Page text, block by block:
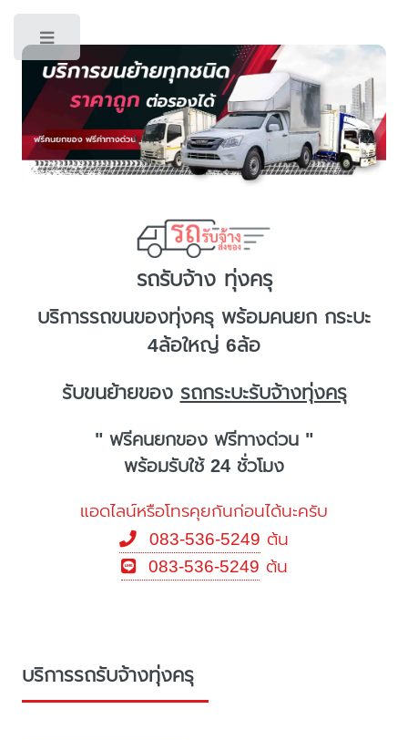
รถรับจ้าง ทุ่งครุ
บริการรถขนของทุ่งครุ พร้อมคนยก กระบะ
4ล้อใหญ่ 6ล้อ
รับขนย้ายของ รถกระบะรับจ้างทุ่งครุ
" ฟรีคนยกของ ฟรีทางด่วน "
พร้อมรับใช้ 24 ชั่วโมง
แอดไลน์หรือโทรคุยกันก่อนได้นะครับ
083-536-5249 ต้น
083-536-5249 ต้น
บริการรถรับจ้างทุ่งครุ
Toggle